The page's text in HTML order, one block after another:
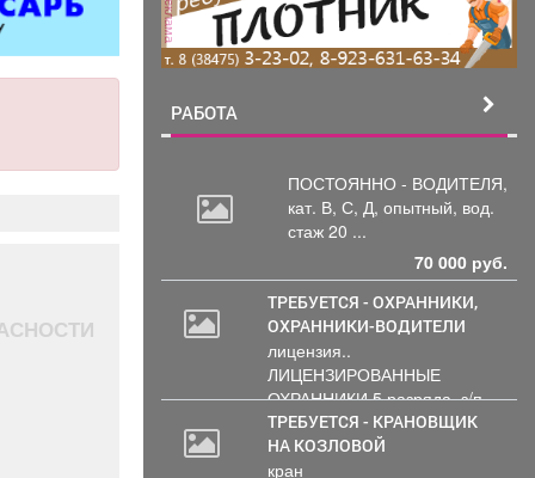
реклама
РАБОТА
ПОСТОЯННО - ВОДИТЕЛЯ,
кат. В, С, Д, опытный, вод.
стаж 20 ...
70 000 руб.
ТРЕБУЕТСЯ - ОХРАННИКИ,
ОХРАННИКИ-ВОДИТЕЛИ
лицензия..
ЛИЦЕНЗИРОВАННЫЕ
ОХРАННИКИ 5 разряда, з/п
от 33000 руб. 6...
ТРЕБУЕТСЯ - КРАНОВЩИК
НА КОЗЛОВОЙ
кран